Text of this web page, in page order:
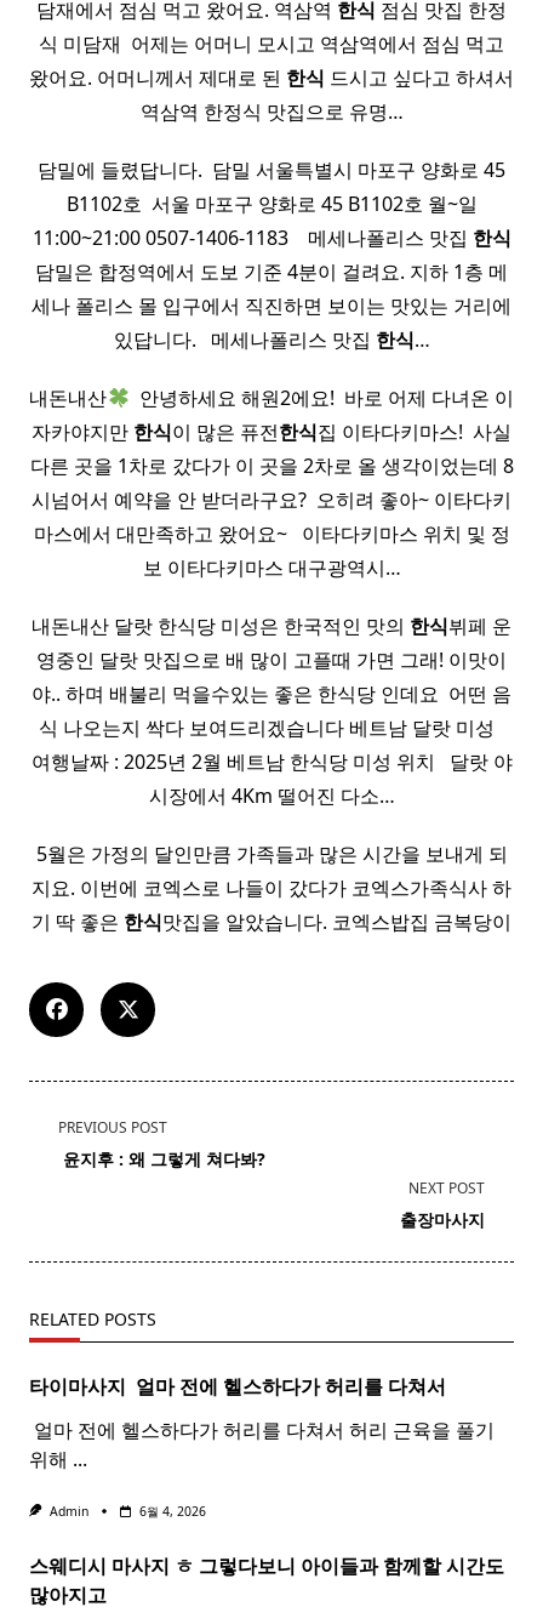
담재에서 점심 먹고 왔어요. 역삼역 한식 점심 맛집 한정
식 미담재 ​ 어제는 어머니 모시고 역삼역에서 점심 먹고
왔어요. 어머니께서 제대로 된 한식 드시고 싶다고 하셔서
역삼역 한정식 맛집으로 유명…
담밀에 들렸답니다. ​ 담밀 서울특별시 마포구 양화로 45
B1102호 ​ 서울 마포구 양화로 45 B1102호 월~일
11:00~21:00 0507-1406-1183 ​ ​ ​ 메세나폴리스 맛집 한식
담밀은 합정역에서 도보 기준 4분이 걸려요. 지하 1층 메
세나 폴리스 몰 입구에서 직진하면 보이는 맛있는 거리에
있답니다. ​ ​ 메세나폴리스 맛집 한식…
내돈내산
​ 안녕하세요 해원2에요! ​ 바로 어제 다녀온 이
자카야지만 한식이 많은 퓨전한식집 이타다키마스! ​ 사실
다른 곳을 1차로 갔다가 이 곳을 2차로 올 생각이었는데 8
시넘어서 예약을 안 받더라구요? ​ 오히려 좋아~ 이타다키
마스에서 대만족하고 왔어요~ ​ ​ 이타다키마스 위치 및 정
보 이타다키마스 대구광역시…
내돈내산 달랏 한식당 미성은 한국적인 맛의 한식뷔페 운
영중인 달랏 맛집으로 배 많이 고플때 가면 그래! 이맛이
야.. 하며 배불리 먹을수있는 좋은 한식당 인데요 ​ 어떤 음
식 나오는지 싹다 보여드리겠습니다 베트남 달랏 미성 ​ ​
여행날짜 : 2025년 2월 베트남 한식당 미성 위치 ​ ​ 달랏 야
시장에서 4Km 떨어진 다소…
5월은 가정의 달인만큼 가족들과 많은 시간을 보내게 되
지요. 이번에 코엑스로 나들이 갔다가 코엑스가족식사 하
기 딱 좋은 한식맛집을 알았습니다. 코엑스밥집 금복당이
<span
class="nav-
text">Page</span>
PREVIOUS POST
​ 윤지후 : 왜 그렇게 쳐다봐?
NEXT POST
출장마사지
RELATED POSTS
타이마사지 ​ 얼마 전에 헬스하다가 허리를 다쳐서
​ 얼마 전에 헬스하다가 허리를 다쳐서 허리 근육을 풀기
위해 ...
Admin 6월 4, 2026
스웨디시 마사지 ㅎ 그렇다보니 아이들과 함께할 시간도
많아지고